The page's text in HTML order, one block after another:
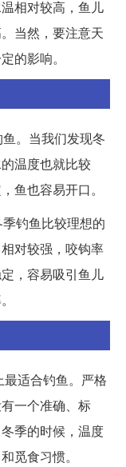
相对较高，鱼儿
当然，要注意天
的影响。
。当我们发现冬
温度也就比较
鱼也容易开口。
钓鱼比较理想的
对较强，咬钩率
，容易吸引鱼儿
适合钓鱼。严格
一个准确、标
季的时候，温度
觅食习惯。